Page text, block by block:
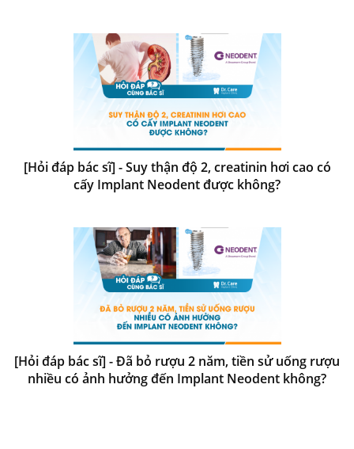
[Hỏi đáp bác sĩ] - Suy thận độ 2, creatinin hơi cao có
cấy Implant Neodent được không?
[Hỏi đáp bác sĩ] - Đã bỏ rượu 2 năm, tiền sử uống rượu
nhiều có ảnh hưởng đến Implant Neodent không?